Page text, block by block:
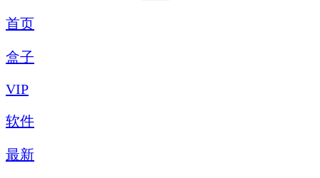
首页
盒子
VIP
软件
最新